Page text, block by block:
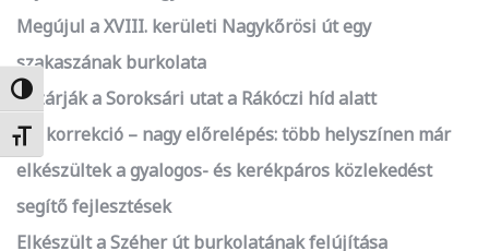
Nagy kontraszt váltása
Betűméret váltása
Megújul a XVIII. kerületi Nagykőrösi út egy
szakaszának burkolata
Lezárják a Soroksári utat a Rákóczi híd alatt
Kis korrekció – nagy előrelépés: több helyszínen már
elkészültek a gyalogos- és kerékpáros közlekedést
segítő fejlesztések
Elkészült a Széher út burkolatának felújítása